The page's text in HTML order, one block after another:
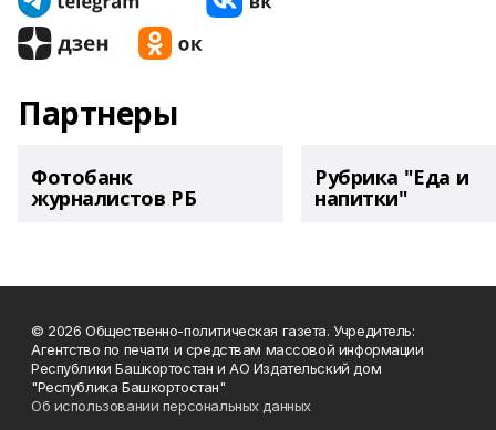
Партнеры
Фотобанк
журналистов РБ
Рубрика "Еда и
напитки"
© 2026 Общественно-политическая газета. Учредитель:
Агентство по печати и средствам массовой информации
Республики Башкортостан и АО Издательский дом
"Республика Башкортостан"
Об использовании персональных данных